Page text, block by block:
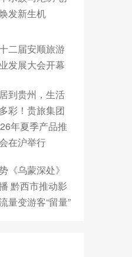
发新生机
二届安顺旅游
发展大会开幕
到贵州，生活
彩！贵旅集团
年夏季产品推
在沪举行
《乌蒙深处》
黔西市推动影
量变游客“留量”